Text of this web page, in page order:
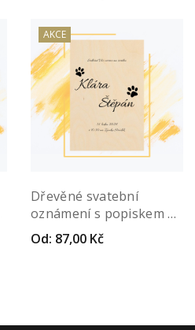
AKCE
Dřevěné svatební
oznámení s popiskem –
Nexum
Od: 87,00 Kč